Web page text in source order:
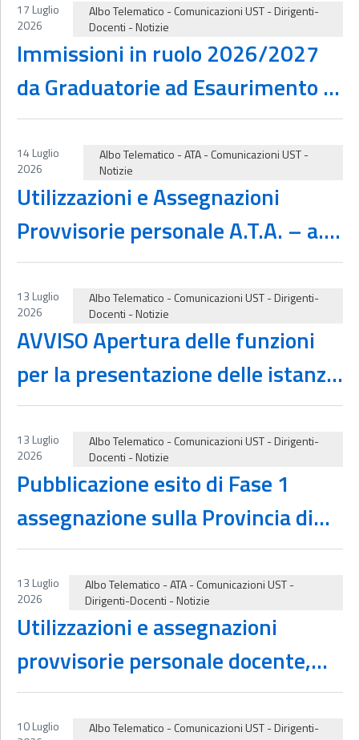
17 Luglio
2026
Albo Telematico -Comunicazioni UST-Dirigenti-
Docenti -Notizie
Immissioni in ruolo 2026/2027
da Graduatorie ad Esaurimento –
Avellino e provincia – Esiti Fase 2
– assegnazione sedi
14 Luglio
2026
Albo Telematico -ATA-Comunicazioni UST-
Notizie
Utilizzazioni e Assegnazioni
Provvisorie personale A.T.A. – a.s.
2026/27 – Modalità operative
13 Luglio
2026
Albo Telematico -Comunicazioni UST-Dirigenti-
Docenti -Notizie
AVVISO Apertura delle funzioni
per la presentazione delle istanze
di partecipazione alle procedure
di attribuzione dei contratti a
tempo determinato ai sensi
dell’articolo 5, commi da 5 a 12,
del decreto-legge 22 aprile 2023,
n. 44 e degli articoli 12 e 13
dell’ordinanza ministeriale 16
febbraio 2026, n. 27
13 Luglio
2026
Albo Telematico -Comunicazioni UST-Dirigenti-
Docenti -Notizie
Pubblicazione esito di Fase 1
assegnazione sulla Provincia di
Avellino immissioni in ruolo dalle
Graduatorie ad esaurimento
provinciali pubblicate con decreto
dirigenziale 7580 dell’8/07/2026
13 Luglio
2026
Albo Telematico -ATA-Comunicazioni UST-
Dirigenti-Docenti -Notizie
Utilizzazioni e assegnazioni
provvisorie personale docente,
educativo ed A.T.A. – a.s.
2026/27
10 Luglio
Albo Telematico -Comunicazioni UST-Dirigenti-